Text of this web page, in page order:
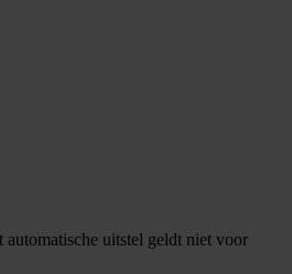
uitstel geldt niet voor